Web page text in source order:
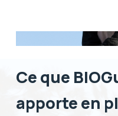
Ce que
apporte en